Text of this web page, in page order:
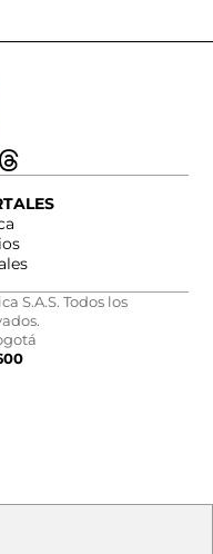
S.A.S. Todos los